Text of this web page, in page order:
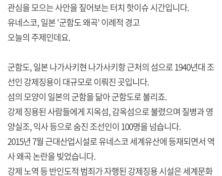
관심을 모으는 사안을 짚어보는 터치 핫이슈 시간입니다.
유네스코, 일본 '군함도 왜곡' 이례적 경고
오늘의 주제인데요.
군함도, 일본 나가사키현 나가사키항 근처의 섬으로 1940년대 조
선인 강제징용이 대규모로 이뤄진 곳입니다.
섬의 모양이 일본의 군함을 닮아 군함도로 불리죠.
강제 징용된 사람들에게 지옥섬, 감옥섬으로 불렸으며 질병과 영
양실조, 익사 등으로 숨진 조선인이 100명을 넘습니다.
2015년 7월 근대산업시설로 유네스코 세계유산에 등재되면서 역
사 왜곡 논란을 빚었습니다.
강제 노역 등 반인도적 범죄가 자행된 강제징용 시설은 세계문화